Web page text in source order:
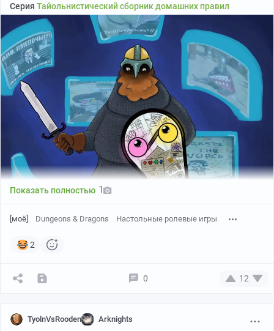
Серия Тайольнистический сборник домашних правил
Рекламный щит
Доспех(щит), редкое(требуется настройка по подписке
19.99 зм каждый месяц)
Показать полностью 1
[моё] Dungeons & Dragons Настольные ролевые игры
2
0 12
TyolnVsRooden Arknights